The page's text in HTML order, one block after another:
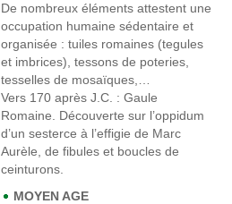
De nombreux éléments attestent une
occupation humaine sédentaire et
organisée : tuiles romaines (tegules
et imbrices), tessons de poteries,
tesselles de mosaïques,…
Vers 170 après J.C . : Gaule
Romaine. Découverte sur l’oppidum
d’un sesterce à l’effigie de Marc
Aurèle, de fibules et boucles de
ceinturons.
MOYEN AGE